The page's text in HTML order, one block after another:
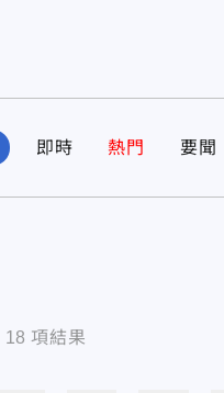
即時 熱門 要聞
18 項結果